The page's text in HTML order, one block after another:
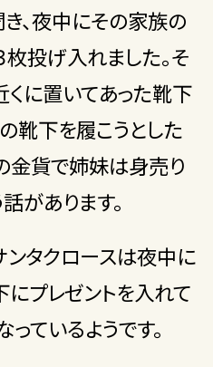
、夜中にその家族の
投げ入れました。そ
に置いてあった靴下
靴下を履こうとした
金貨で姉妹は身売り
があります。
タクロースは夜中に
プレゼントを入れて
ているようです。